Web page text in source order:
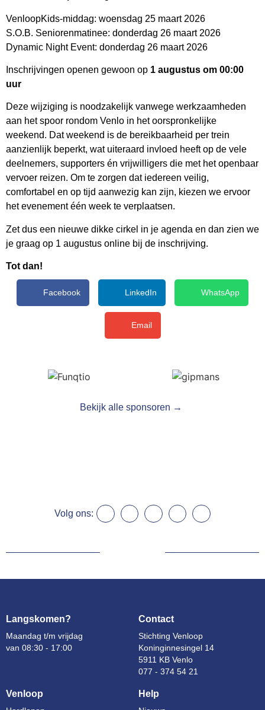
VenloopKids-middag: woensdag 25 maart 2026
S.O.B. Seniorenmatinee: donderdag 26 maart 2026
Dynamic Night Event: donderdag 26 maart 2026
Inschrijvingen openen gewoon op 1 augustus om 00:00
uur
Deze wijziging is noodzakelijk vanwege werkzaamheden
aan het spoor rondom Venlo in het oorspronkelijke
weekend. Dat weekend is de bereikbaarheid per trein
aanzienlijk beperkt, wat uiteraard invloed heeft op de vele
deelnemers, supporters én vrijwilligers die met het openbaar
vervoer reizen. Om te zorgen dat iedereen veilig,
comfortabel en op tijd aanwezig kan zijn, kiezen we ervoor
het evenement één week te verplaatsen.
Zet dus een nieuwe dikke cirkel in je agenda en dan zien we
je graag op 1 augustus online bij de inschrijving.
Tot dan!
Facebook LinkedIn WhatsApp
Email
Bekijk alle sponsoren →
Volg ons:
Langskomen?
Maandag t/m vrijdag
van 08:30 - 17:00
Contact
Stichting Venloop
Koninginnesingel 14
5911 KB Venlo
077 - 374 54 21
Venloop Help